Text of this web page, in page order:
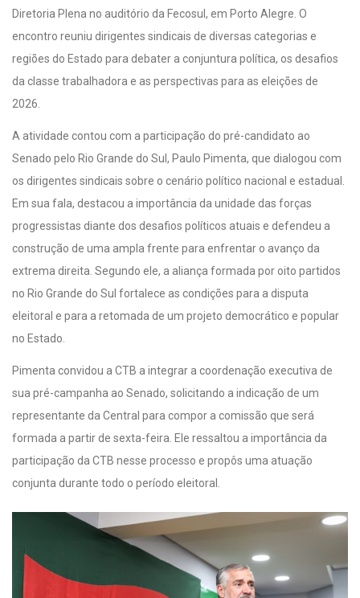
Diretoria Plena no auditório da Fecosul, em Porto Alegre. O
encontro reuniu dirigentes sindicais de diversas categorias e
regiões do Estado para debater a conjuntura política, os desafios
da classe trabalhadora e as perspectivas para as eleições de
2026.
A atividade contou com a participação do pré-candidato ao
Senado pelo Rio Grande do Sul, Paulo Pimenta, que dialogou com
os dirigentes sindicais sobre o cenário político nacional e estadual.
Em sua fala, destacou a importância da unidade das forças
progressistas diante dos desafios políticos atuais e defendeu a
construção de uma ampla frente para enfrentar o avanço da
extrema direita. Segundo ele, a aliança formada por oito partidos
no Rio Grande do Sul fortalece as condições para a disputa
eleitoral e para a retomada de um projeto democrático e popular
no Estado.
Pimenta convidou a CTB a integrar a coordenação executiva de
sua pré-campanha ao Senado, solicitando a indicação de um
representante da Central para compor a comissão que será
formada a partir de sexta-feira. Ele ressaltou a importância da
participação da CTB nesse processo e propôs uma atuação
conjunta durante todo o período eleitoral.